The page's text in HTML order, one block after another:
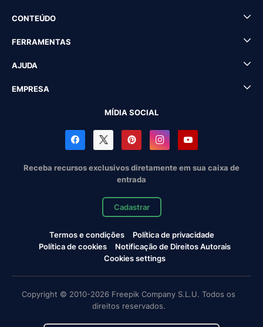
CONTEÚDO
FERRAMENTAS
AJUDA
EMPRESA
MÍDIA SOCIAL
Receba recursos exclusivos diretamente em sua caixa de
entrada
Cadastrar
Termos e condições
Política de privacidade
Política de cookies
Notificação de Direitos Autorais
Cookies settings
Copyright © 2010-2026 Freepik Company S.L.U. Todos os
direitos reservados.